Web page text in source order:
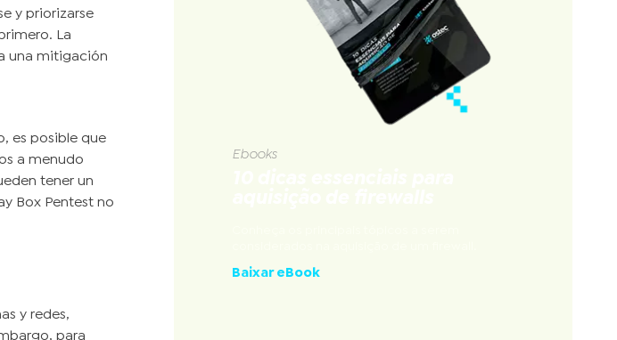
y priorizarse
La
una mitigación
es posible que
a menudo
tener un
Box Pentest no
y redes,
para
Ebooks
Baixar eBook